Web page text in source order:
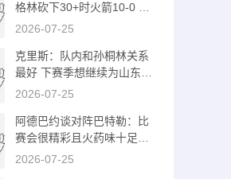
格林砍下30+时火箭10-0 今
天吃到首败
2026-07-25
克里斯：队内和孙桐林关系
最好 下赛季想继续为山东队
效力
2026-07-25
阿德巴约谈对阵巴特勒：比
赛会很精彩且火药味十足让
我们拭目以待
2026-07-25